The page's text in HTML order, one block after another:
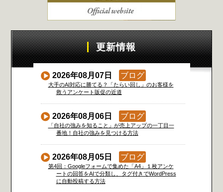
更新情報
2026年08月07日 ブログ
大手のAI対応に勝てる？「たらい回し」のお客様を
救うアンケート販促の近道
2026年08月06日 ブログ
「自社の強みを知ること」が売上アップの一丁目一
番地！自社の強みを見つける方法
2026年08月05日 ブログ
第4回：Googleフォームで集めた「A4」１枚アンケ
ートの回答をAIで分類し、タグ付きでWordPress
に自動投稿する方法